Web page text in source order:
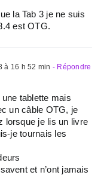
la Tab 3 je ne suis
est OTG.
à 16 h 52 min - Répondre
tablette mais
un câble OTG, je
lorsque je lis un livre
je tournais les
et n’ont jamais